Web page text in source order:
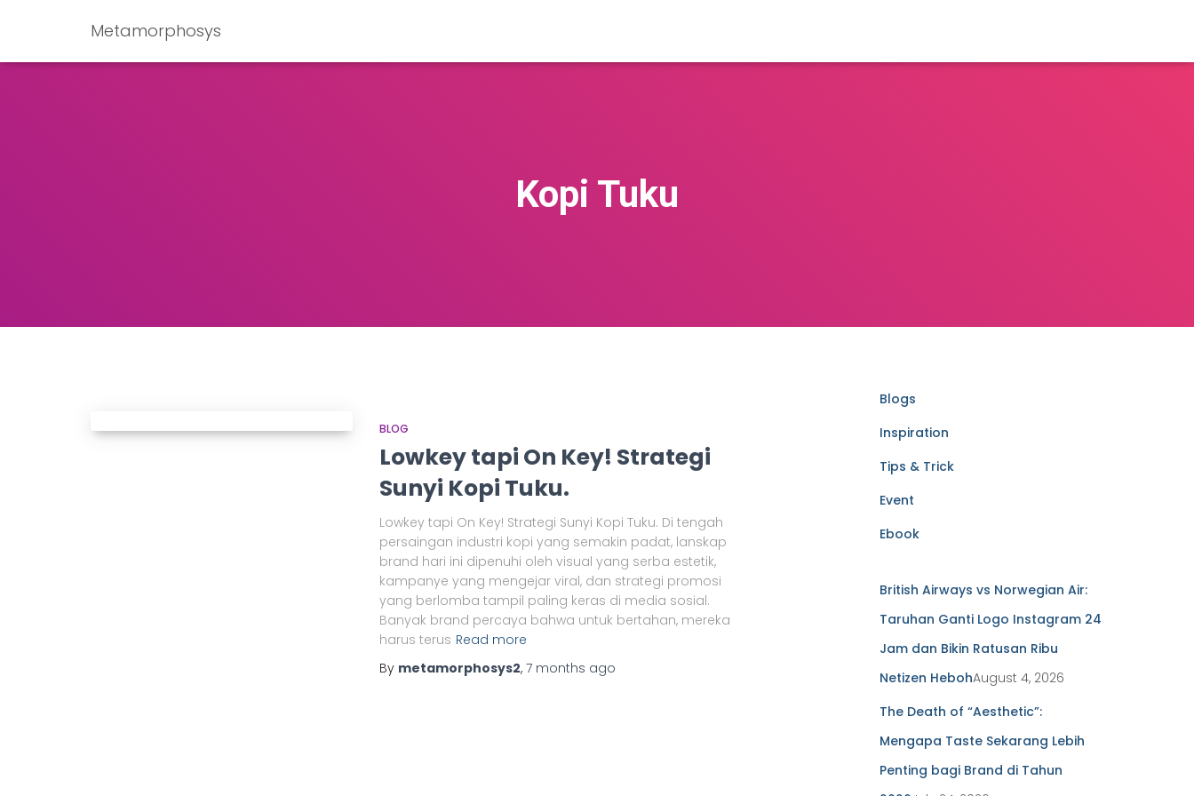
Metamorphosys
Kopi Tuku
BLOG
Lowkey tapi On Key! Strategi
Sunyi Kopi Tuku.
Lowkey tapi On Key! Strategi Sunyi Kopi Tuku. Di tengah
persaingan industri kopi yang semakin padat, lanskap
brand hari ini dipenuhi oleh visual yang serba estetik,
kampanye yang mengejar viral, dan strategi promosi
yang berlomba tampil paling keras di media sosial.
Banyak brand percaya bahwa untuk bertahan, mereka
harus terus Read more
By metamorphosys2, 7 months ago
Blogs
Inspiration
Tips & Trick
Event
Ebook
British Airways vs Norwegian Air:
Taruhan Ganti Logo Instagram 24
Jam dan Bikin Ratusan Ribu
Netizen HebohAugust 4, 2026
The Death of “Aesthetic”:
Mengapa Taste Sekarang Lebih
Penting bagi Brand di Tahun